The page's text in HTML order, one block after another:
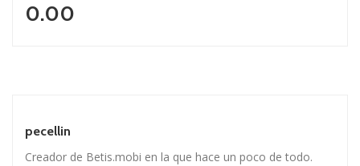
0.00
pecellin
Creador de Betis.mobi en la que hace un poco de todo.